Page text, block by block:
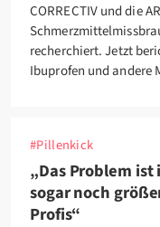
CORRECTIV und die
recherchiert. Jetzt
Ibuprofen und andere
#Pillenkick
„Das Problem
sogar noch
Profis“